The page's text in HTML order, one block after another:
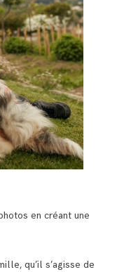
en créant une
qu’il s’agisse de